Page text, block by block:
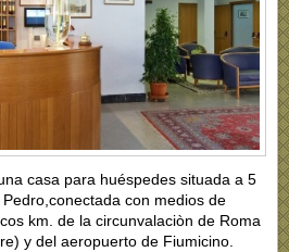
casa para huéspedes situada a 5
con medios de
km. de la circunvalaciòn de Roma
y del aeropuerto de Fiumicino.